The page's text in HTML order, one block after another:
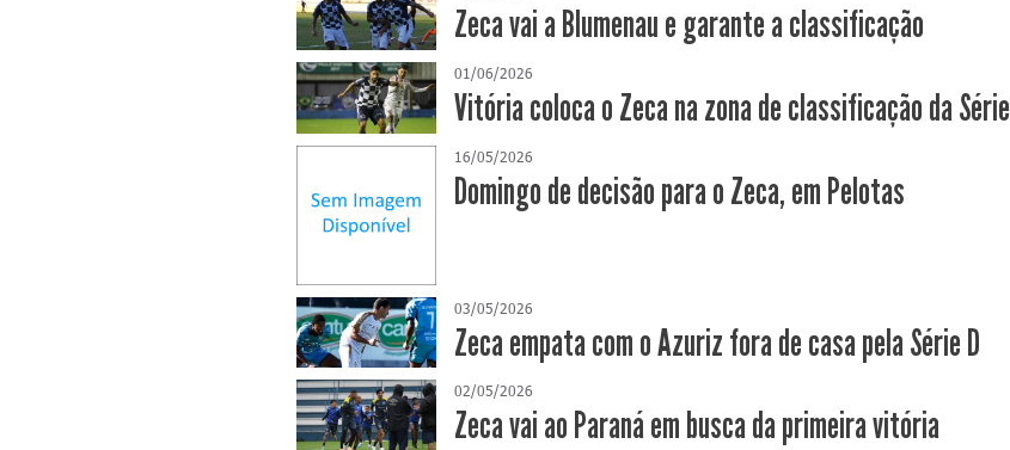
Zeca vai a Blumenau e garante a classificação
01/06/2026
Vitória coloca o Zeca na zona de classificação da Série
16/05/2026
Domingo de decisão para o Zeca, em Pelotas
03/05/2026
Zeca empata com o Azuriz fora de casa pela Série D
02/05/2026
Zeca vai ao Paraná em busca da primeira vitória